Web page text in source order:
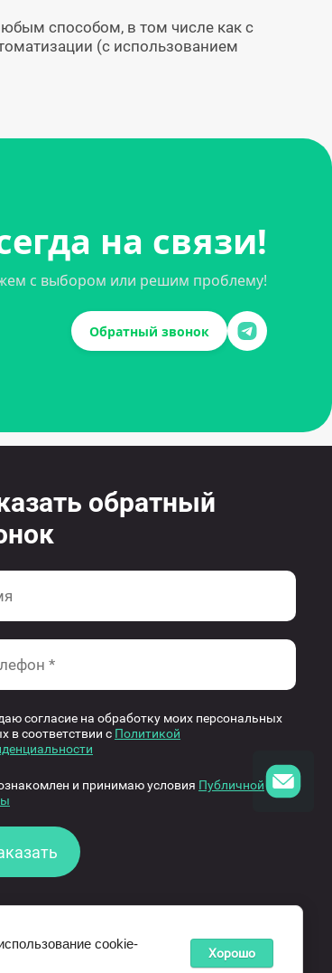
способом, в том числе как с
(с использованием
на связи!
с выбором или решим проблему!
Обратный звонок
обратный
согласие на обработку моих персональных
в соответствии с Политикой
и принимаю условия Публичной
cookie-
Хорошо